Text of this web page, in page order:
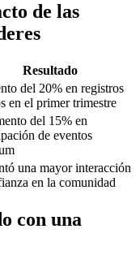
de las
Resultado
del 20% en registros
en el primer trimestre
del 15% en
de eventos
una mayor interacción
en la comunidad
con una